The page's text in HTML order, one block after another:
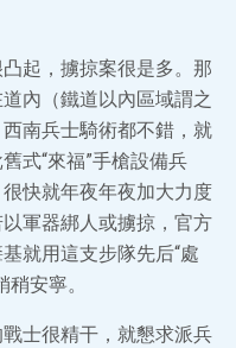
起，擄掠案很是多。那
內（鐵道以內區域謂之
南兵士騎術都不錯，就
式“來福”手槍設備兵
快就年夜年夜加大力度
軍器綁人或擄掠，官方
就用這支步隊先后“處
安寧。
士很精干，就懇求派兵